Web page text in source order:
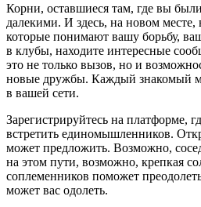
Корни, оставшиеся там, где вы
далекими. И здесь, на новом
которые понимают вашу борьбу,
в клубы, находите интересные
это не только вызов, но и
новые дружбы. Каждый знакомый
в вашей сети.
Зарегистрируйтесь на платформе,
встретить единомышленников.
может предложить. Возможно,
на этом пути, возможно, крепкая
соплеменников поможет
может вас одолеть.